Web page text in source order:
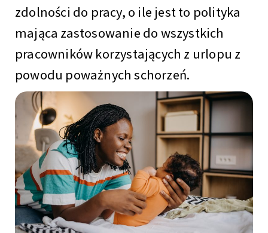
zdolności do pracy, o ile jest to polityka
mająca zastosowanie do wszystkich
pracowników korzystających z urlopu z
powodu poważnych schorzeń.